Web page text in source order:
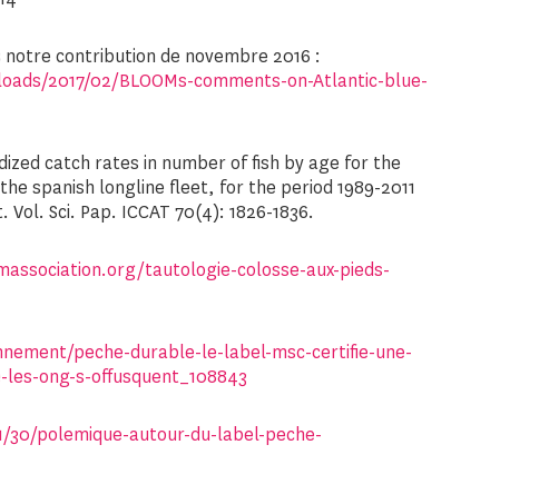
contribution de novembre 2016 :
2017/02/BLOOMs-comments-on-Atlantic-blue-
catch rates in number of fish by age for the
spanish longline fleet, for the period 1989-2011
Sci. Pap. ICCAT 70(4): 1826-1836.
tautologie-colosse-aux-pieds-
peche-durable-le-label-msc-certifie-une-
ong-s-offusquent_108843
polemique-autour-du-label-peche-